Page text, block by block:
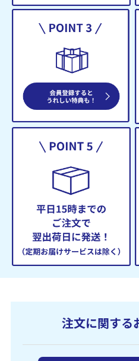
注文に関する